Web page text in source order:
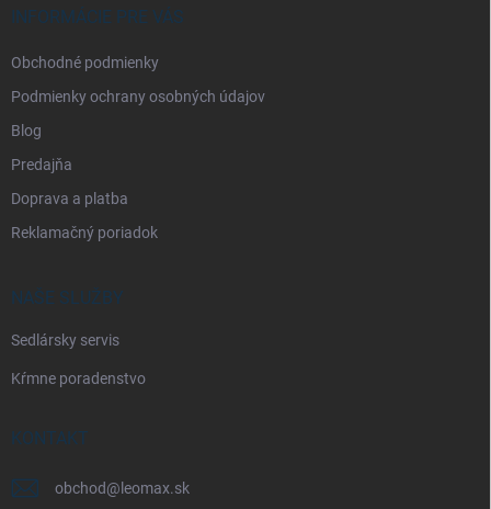
INFORMÁCIE PRE VÁS
Obchodné podmienky
Podmienky ochrany osobných údajov
Blog
Predajňa
Doprava a platba
Reklamačný poriadok
NAŠE SLUŽBY
Sedlársky servis
Kŕmne poradenstvo
KONTAKT
obchod@ leomax.sk